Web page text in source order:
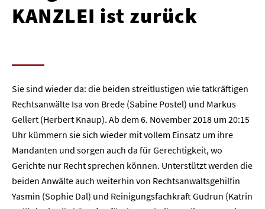
KANZLEI ist zurück
Sie sind wieder da: die beiden streitlustigen wie tatkräftigen
Rechtsanwälte Isa von Brede (Sabine Postel) und Markus
Gellert (Herbert Knaup). Ab dem 6. November 2018 um 20:15
Uhr kümmern sie sich wieder mit vollem Einsatz um ihre
Mandanten und sorgen auch da für Gerechtigkeit, wo
Gerichte nur Recht sprechen können. Unterstützt werden die
beiden Anwälte auch weiterhin von Rechtsanwaltsgehilfin
Yasmin (Sophie Dal) und Reinigungsfachkraft Gudrun (Katrin